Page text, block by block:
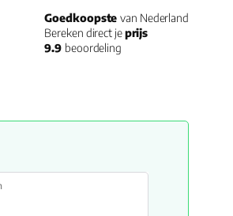
Goedkoopstevan Nederland
Bereken direct jeprijs
9.9 beoordeling